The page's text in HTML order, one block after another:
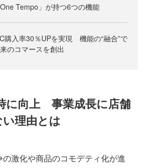
One Tempo」が持つ6つの機能
購入率30％UPを実現 機能の“融合”で
のコマースを創出
に向上 事業成長に店舗
理由とは
激化や商品のコモデティ化が進